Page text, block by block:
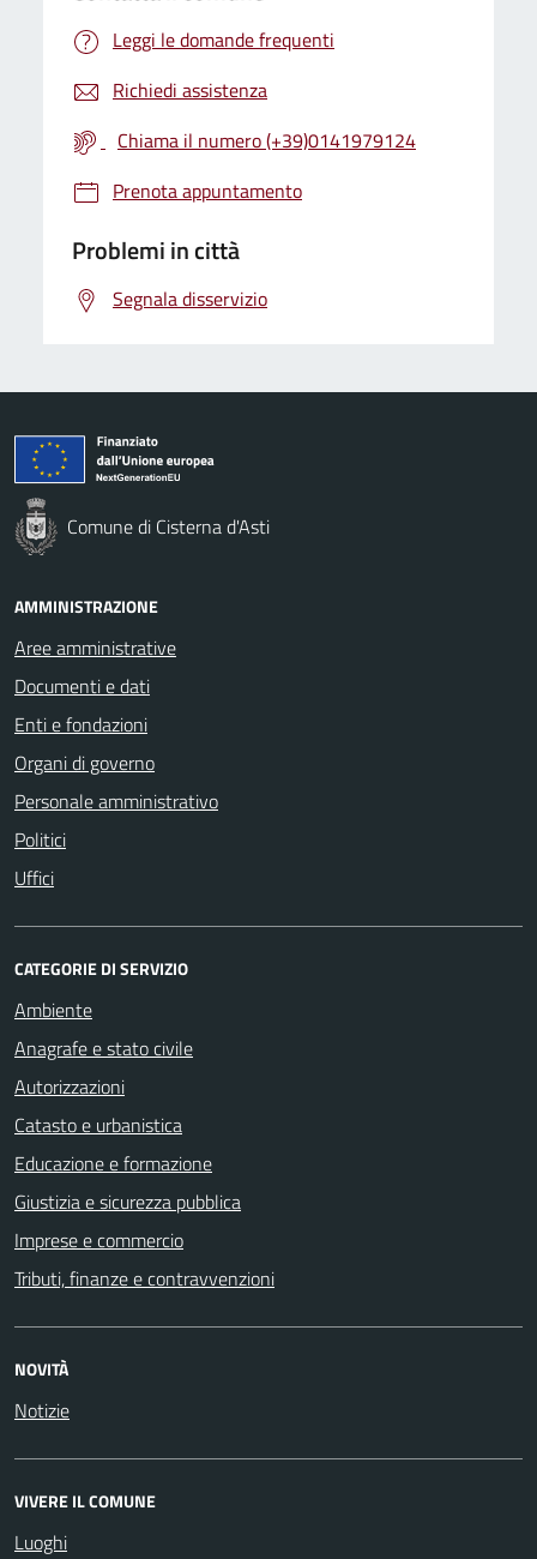
Leggi le domande frequenti
Richiedi assistenza
Chiama il numero (+39)0141979124
Prenota appuntamento
Problemi in città
Segnala disservizio
Comune di Cisterna d'Asti
AMMINISTRAZIONE
Aree amministrative
Documenti e dati
Enti e fondazioni
Organi di governo
Personale amministrativo
Politici
Uffici
CATEGORIE DI SERVIZIO
Ambiente
Anagrafe e stato civile
Autorizzazioni
Catasto e urbanistica
Educazione e formazione
Giustizia e sicurezza pubblica
Imprese e commercio
Tributi, finanze e contravvenzioni
NOVITÀ
Notizie
VIVERE IL COMUNE
Luoghi